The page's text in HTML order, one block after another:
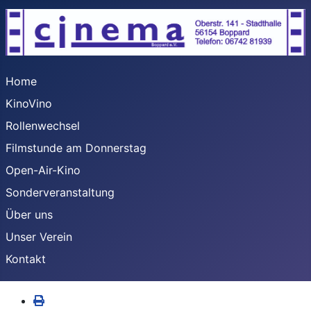
Home
KinoVino
Rollenwechsel
Filmstunde am Donnerstag
Open-Air-Kino
Sonderveranstaltung
Über uns
Unser Verein
Kontakt